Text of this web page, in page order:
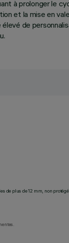
à prolonger le
et la mise en
élevé de
de plus de 12 mm, non